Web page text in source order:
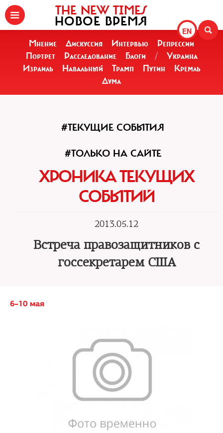
EN
THE NEW TIMES
НОВОЕ ВРЕМЯ
Мнение Дискуссия Интервью
Репрессии
Портрет
Расследование Блоги /
Украина
Израиль
Навальный Трамп Путин
Кремль
Дума
#ТЕКУЩИЕ СОБЫТИЯ
#ТОЛЬКО НА САЙТЕ
ХРОНИКА ТЕКУЩИХ
СОБЫТИЙ
2013.05.12
Встреча правозащитников с
госсекретарем США
6–10 мая